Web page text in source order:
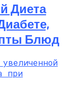
Диета
Блюд